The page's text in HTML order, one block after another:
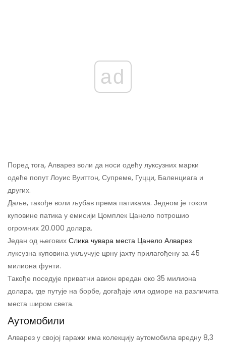
ad
Поред тога, Алварез воли да носи одећу луксузних марки
одеће попут Лоуис Вуиттон, Супреме, Гуцци, Баленциага и
других.
Даље, такође воли љубав према патикама. Једном је током
куповине патика у емисији Цомплек Цанело потрошио
огромних 20.000 долара.
Један од његових Слика чувара места Цанело Алварез
луксузна куповина укључује црну јахту прилагођену за 45
милиона фунти.
Такође поседује приватни авион вредан око 35 милиона
долара, где путује на борбе, догађаје или одморе на различита
места широм света.
Аутомобили
Алварез у својој гаражи има колекцију аутомобила вредну 8,3